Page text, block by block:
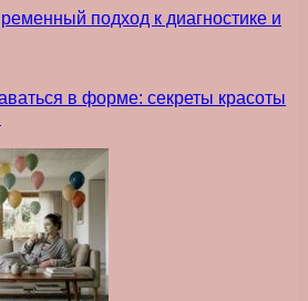
подход к диагностике и
в форме: секреты красоты